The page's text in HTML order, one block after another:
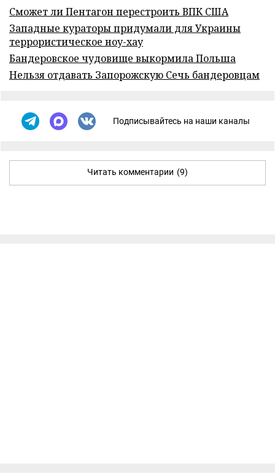
Сможет ли Пентагон перестроить ВПК США
Западные кураторы придумали для Украины
террористическое ноу-хау
Бандеровское чудовище выкормила Польша
Нельзя отдавать Запорожскую Сечь бандеровцам
Подписывайтесь на наши каналы
Читать комментарии (9)